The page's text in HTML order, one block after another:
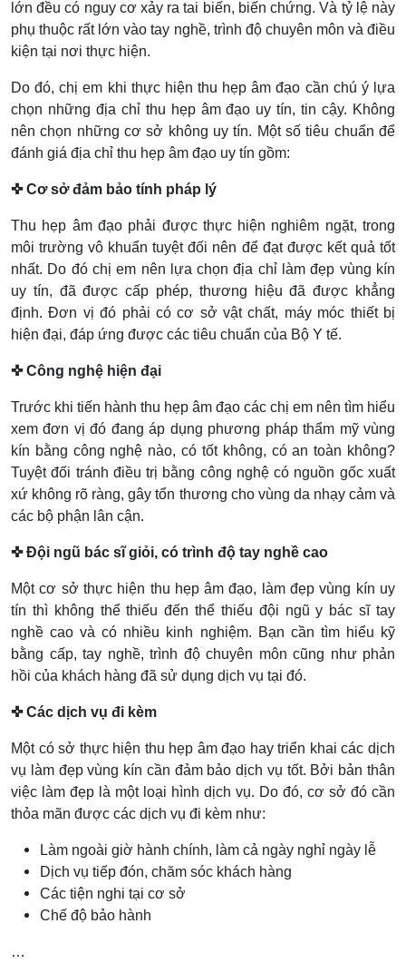
lớn đều có nguy cơ xảy ra tai biến, biến chứng. Và tỷ lệ này
phụ thuộc rất lớn vào tay nghề, trình độ chuyên môn và điều
kiện tại nơi thực hiện.
Do đó, chị em khi thực hiện thu hẹp âm đạo cần chú ý lựa
chọn những địa chỉ thu hẹp âm đạo uy tín, tin cậy. Không
nên chọn những cơ sở không uy tín. Một số tiêu chuẩn để
đánh giá địa chỉ thu hẹp âm đạo uy tín gồm:
✜ Cơ sở đảm bảo tính pháp lý
Thu hẹp âm đạo phải được thực hiện nghiêm ngặt, trong
môi trường vô khuẩn tuyệt đối nên để đạt được kết quả tốt
nhất. Do đó chị em nên lựa chọn địa chỉ làm đẹp vùng kín
uy tín, đã được cấp phép, thương hiệu đã được khẳng
định. Đơn vị đó phải có cơ sở vật chất, máy móc thiết bị
hiện đại, đáp ứng được các tiêu chuẩn của Bộ Y tế.
✜ Công nghệ hiện đại
Trước khi tiến hành thu hẹp âm đạo các chị em nên tìm hiểu
xem đơn vị đó đang áp dụng phương pháp thẩm mỹ vùng
kín bằng công nghệ nào, có tốt không, có an toàn không?
Tuyệt đối tránh điều trị bằng công nghệ có nguồn gốc xuất
xứ không rõ ràng, gây tổn thương cho vùng da nhạy cảm và
các bộ phận lân cận.
✜ Đội ngũ bác sĩ giỏi, có trình độ tay nghề cao
Một cơ sở thực hiện thu hẹp âm đạo, làm đẹp vùng kín uy
tín thì không thể thiếu đến thể thiếu đội ngũ y bác sĩ tay
nghề cao và có nhiều kinh nghiệm. Bạn cần tìm hiểu kỹ
bằng cấp, tay nghề, trình độ chuyên môn cũng như phản
hồi của khách hàng đã sử dụng dịch vụ tại đó.
✜ Các dịch vụ đi kèm
Một có sở thực hiện thu hẹp âm đạo hay triển khai các dịch
vụ làm đẹp vùng kín cần đảm bảo dịch vụ tốt. Bởi bản thân
việc làm đẹp là một loại hình dịch vụ. Do đó, cơ sở đó cần
thỏa mãn được các dịch vụ đi kèm như:
Làm ngoài giờ hành chính, làm cả ngày nghỉ ngày lễ
Dịch vụ tiếp đón, chăm sóc khách hàng
Các tiện nghi tại cơ sở
Chế độ bảo hành
…